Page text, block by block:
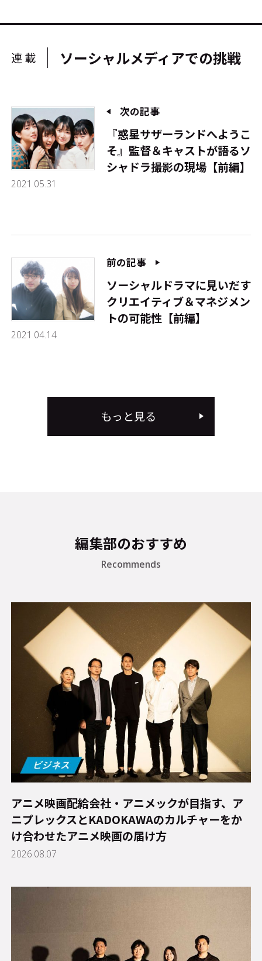
連載 ソーシャルメディアでの挑戦
2021.05.31
次の記事
『惑星サザーランドへようこ
そ』監督＆キャストが語るソ
シャドラ撮影の現場【前編】
2021.04.14
前の記事
ソーシャルドラマに見いだす
クリエイティブ＆マネジメン
トの可能性【前編】
もっと見る
編集部のおすすめ
Recommends
アニメ映画配給会社・アニメックが目指す、ア
ニプレックスとKADOKAWAのカルチャーをか
け合わせたアニメ映画の届け方
2026.08.07